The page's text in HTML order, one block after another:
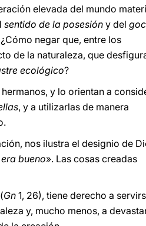
elevada del mundo
sentido de la posesión y del
negar que, entre los
de la naturaleza, que
ecológico?
y lo orientan a
, y a utilizarlas de manera
nos ilustra el designio de
bueno». Las cosas creadas
Gn 1, 26), tiene derecho a
y, mucho menos, a